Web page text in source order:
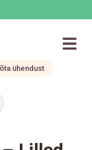
ühendust